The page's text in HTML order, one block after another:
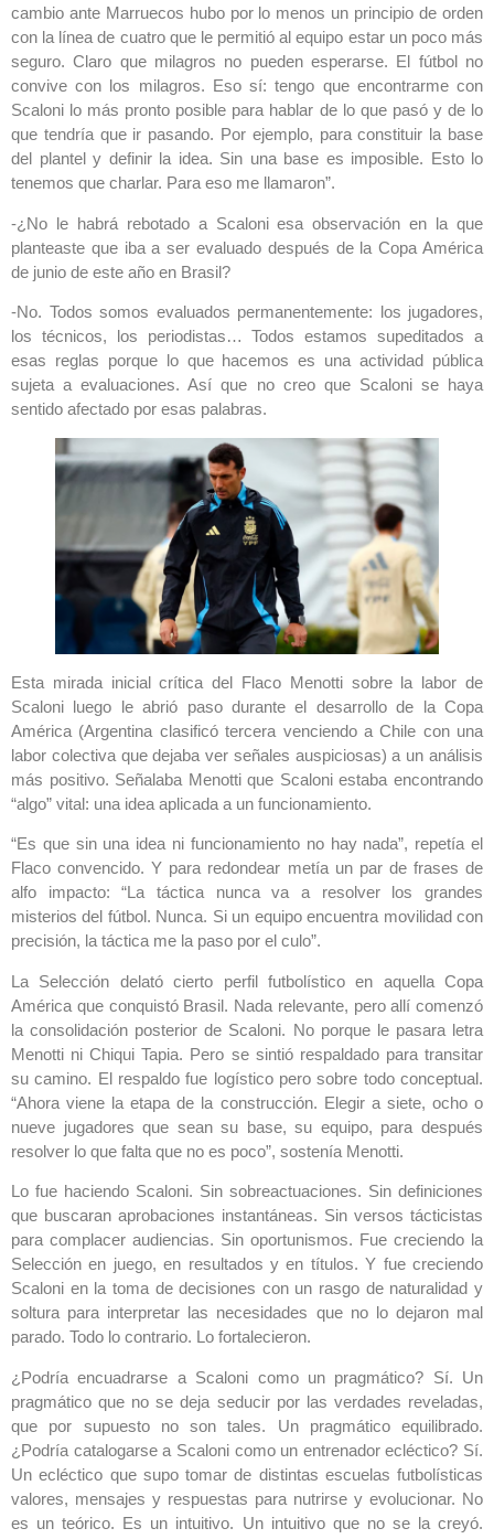
cambio ante Marruecos hubo por lo menos un principio de orden
con la línea de cuatro que le permitió al equipo estar un poco más
seguro. Claro que milagros no pueden esperarse. El fútbol no
convive con los milagros. Eso sí: tengo que encontrarme con
Scaloni lo más pronto posible para hablar de lo que pasó y de lo
que tendría que ir pasando. Por ejemplo, para constituir la base
del plantel y definir la idea. Sin una base es imposible. Esto lo
tenemos que charlar. Para eso me llamaron”.
-¿No le habrá rebotado a Scaloni esa observación en la que
planteaste que iba a ser evaluado después de la Copa América
de junio de este año en Brasil?
-No. Todos somos evaluados permanentemente: los jugadores,
los técnicos, los periodistas… Todos estamos supeditados a
esas reglas porque lo que hacemos es una actividad pública
sujeta a evaluaciones. Así que no creo que Scaloni se haya
sentido afectado por esas palabras.
Esta mirada inicial crítica del Flaco Menotti sobre la labor de
Scaloni luego le abrió paso durante el desarrollo de la Copa
América (Argentina clasificó tercera venciendo a Chile con una
labor colectiva que dejaba ver señales auspiciosas) a un análisis
más positivo. Señalaba Menotti que Scaloni estaba encontrando
“algo” vital: una idea aplicada a un funcionamiento.
“Es que sin una idea ni funcionamiento no hay nada”, repetía el
Flaco convencido. Y para redondear metía un par de frases de
alfo impacto: “La táctica nunca va a resolver los grandes
misterios del fútbol. Nunca. Si un equipo encuentra movilidad con
precisión, la táctica me la paso por el culo”.
La Selección delató cierto perfil futbolístico en aquella Copa
América que conquistó Brasil. Nada relevante, pero allí comenzó
la consolidación posterior de Scaloni. No porque le pasara letra
Menotti ni Chiqui Tapia. Pero se sintió respaldado para transitar
su camino. El respaldo fue logístico pero sobre todo conceptual.
“Ahora viene la etapa de la construcción. Elegir a siete, ocho o
nueve jugadores que sean su base, su equipo, para después
resolver lo que falta que no es poco”, sostenía Menotti.
Lo fue haciendo Scaloni. Sin sobreactuaciones. Sin definiciones
que buscaran aprobaciones instantáneas. Sin versos tácticistas
para complacer audiencias. Sin oportunismos. Fue creciendo la
Selección en juego, en resultados y en títulos. Y fue creciendo
Scaloni en la toma de decisiones con un rasgo de naturalidad y
soltura para interpretar las necesidades que no lo dejaron mal
parado. Todo lo contrario. Lo fortalecieron.
¿Podría encuadrarse a Scaloni como un pragmático? Sí. Un
pragmático que no se deja seducir por las verdades reveladas,
que por supuesto no son tales. Un pragmático equilibrado.
¿Podría catalogarse a Scaloni como un entrenador ecléctico? Sí.
Un ecléctico que supo tomar de distintas escuelas futbolísticas
valores, mensajes y respuestas para nutrirse y evolucionar. No
es un teórico. Es un intuitivo. Un intuitivo que no se la creyó.